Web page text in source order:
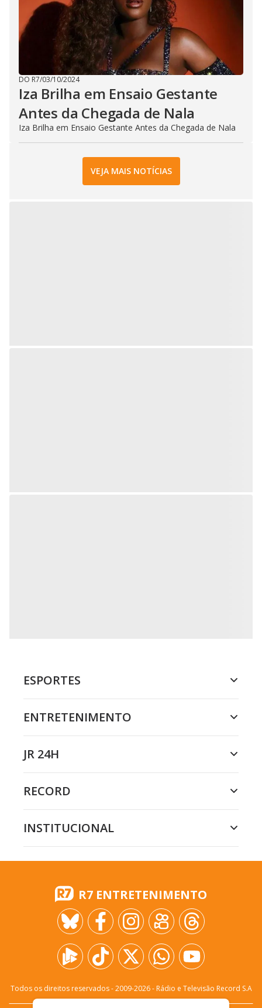
DO R7/03/10/2024
Iza Brilha em Ensaio Gestante
Antes da Chegada de Nala
Iza Brilha em Ensaio Gestante Antes da Chegada de Nala
VEJA MAIS NOTÍCIAS
ESPORTES
ENTRETENIMENTO
JR 24H
RECORD
INSTITUCIONAL
R7 ENTRETENIMENTO
Todos os direitos reservados - 2009-2026- Rádio e Televisão Record S.A